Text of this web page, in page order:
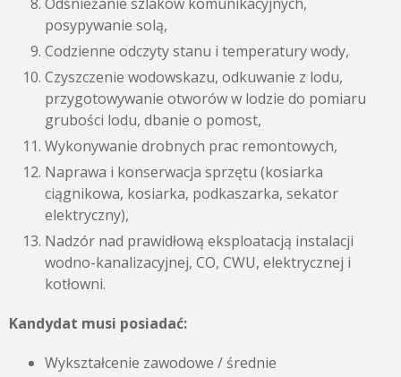
posypywanie solą,
Codzienne odczyty stanu i temperatury wody,
Czyszczenie wodowskazu, odkuwanie z lodu,
przygotowywanie otworów w lodzie do pomiaru
grubości lodu, dbanie o pomost,
Wykonywanie drobnych prac remontowych,
Naprawa i konserwacja sprzętu (kosiarka
ciągnikowa, kosiarka, podkaszarka, sekator
elektryczny),
Nadzór nad prawidłową eksploatacją instalacji
wodno-kanalizacyjnej, CO, CWU, elektrycznej i
kotłowni.
Kandydat musi posiadać:
Wykształcenie zawodowe / średnie